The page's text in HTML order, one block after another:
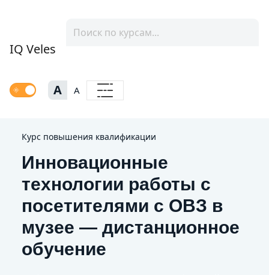
IQ Veles
A A
Курс повышения квалификации
Инновационные
технологии работы с
посетителями с ОВЗ в
музее — дистанционное
обучение